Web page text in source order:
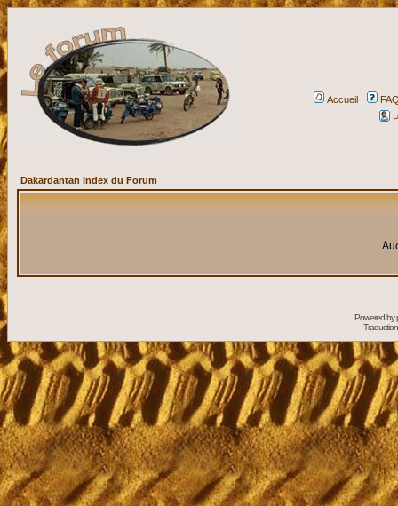
Accueil
Dakardantan Index du Forum
Powered by